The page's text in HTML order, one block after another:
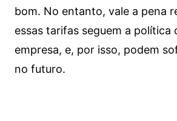
bom. No entanto, vale a pena
essas tarifas seguem a política
empresa, e, por isso, podem
no futuro.